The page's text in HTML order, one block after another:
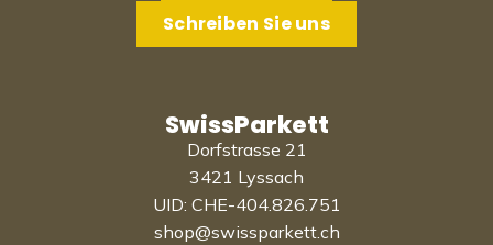
Schreiben Sie uns
SwissParkett
Dorfstrasse 21
3421 Lyssach
UID: CHE-404.826.751
shop@swissparkett.ch